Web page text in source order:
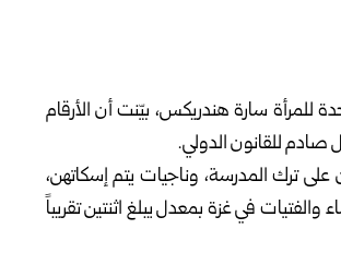
للمرأة سارة هندريكس، بيّنت أن الأرقام
صادم للقانون الدولي.
ترك المدرسة، وناجيات يتم إسكاتهن،
في غزة بمعدل يبلغ اثنتين تقريباً